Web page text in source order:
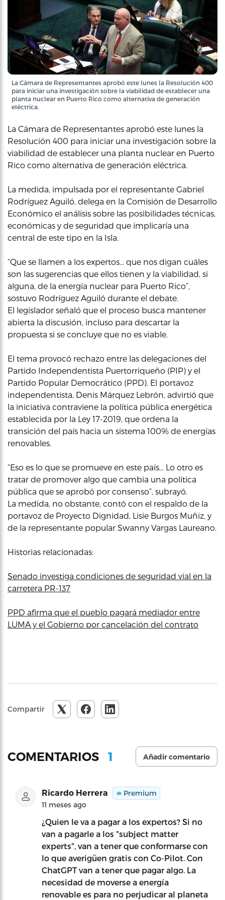
La Cámara de Representantes aprobó este lunes la Resolución 400
para iniciar una investigación sobre la viabilidad de establecer una
planta nuclear en Puerto Rico como alternativa de generación
eléctrica.
La Cámara de Representantes aprobó este lunes la
Resolución 400 para iniciar una investigación sobre la
viabilidad de establecer una planta nuclear en Puerto
Rico como alternativa de generación eléctrica.
La medida, impulsada por el representante Gabriel
Rodríguez Aguiló, delega en la Comisión de Desarrollo
Económico el análisis sobre las posibilidades técnicas,
económicas y de seguridad que implicaría una
central de este tipo en la Isla.
“Que se llamen a los expertos… que nos digan cuáles
son las sugerencias que ellos tienen y la viabilidad, si
alguna, de la energía nuclear para Puerto Rico”,
sostuvo Rodríguez Aguiló durante el debate.
El legislador señaló que el proceso busca mantener
abierta la discusión, incluso para descartar la
propuesta si se concluye que no es viable.
El tema provocó rechazo entre las delegaciones del
Partido Independentista Puertorriqueño (PIP) y el
Partido Popular Democrático (PPD). El portavoz
independentista, Denis Márquez Lebrón, advirtió que
la iniciativa contraviene la política pública energética
establecida por la Ley 17-2019, que ordena la
transición del país hacia un sistema 100% de energías
renovables.
“Eso es lo que se promueve en este país… Lo otro es
tratar de promover algo que cambia una política
pública que se aprobó por consenso”, subrayó.
La medida, no obstante, contó con el respaldo de la
portavoz de Proyecto Dignidad, Lisie Burgos Muñiz, y
de la representante popular Swanny Vargas Laureano.
Historias relacionadas:
Senado investiga condiciones de seguridad vial en la
carretera PR-137
PPD afirma que el pueblo pagará mediador entre
LUMA y el Gobierno por cancelación del contrato
Compartir
COMENTARIOS 1 Añadir comentario
Ricardo Herrera
Premium
11 meses ago
¿Quien le va a pagar a los expertos? Si no
van a pagarle a los "subject matter
experts", van a tener que conformarse con
lo que averigüen gratis con Co-Pilot. Con
ChatGPT van a tener que pagar algo. La
necesidad de moverse a energía
renovable es para no perjudicar al planeta